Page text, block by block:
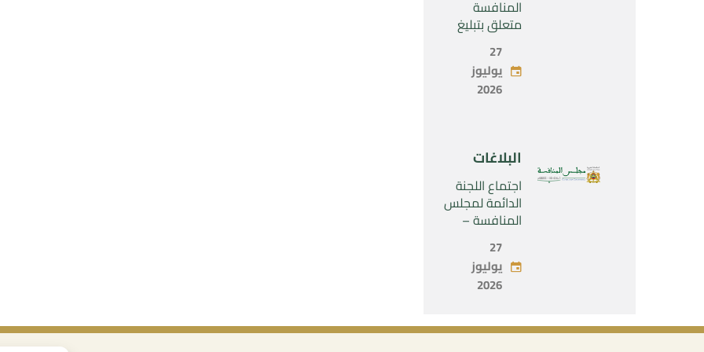
المنافسة
متعلق بتبليغ
مشروع عملية
تركيز اقتصادي
يخص تولي
شركة « Fives
Industries SAS
»
27
يوليوز
2026
البلاغات
اجتماع اللجنة
الدائمة لمجلس
المنافسة –
2026
27
يوليوز
2026